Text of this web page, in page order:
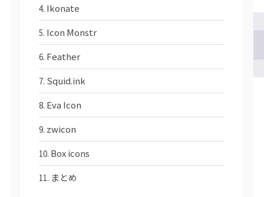
Ikonate
Icon Monstr
Feather
Squid.ink
Eva Icon
zwicon
Box icons
まとめ